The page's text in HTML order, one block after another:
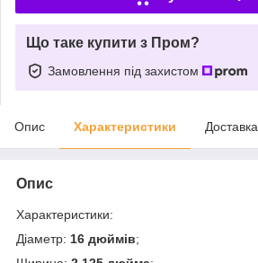
Що таке купити з Пром?
Замовлення під захистом
Опис Характеристики Доставка
Опис
Характеристики:
Діаметр: 16 дюймів;